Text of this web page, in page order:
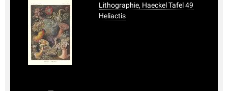
Lithographie, Haeckel Tafel 49
Heliactis